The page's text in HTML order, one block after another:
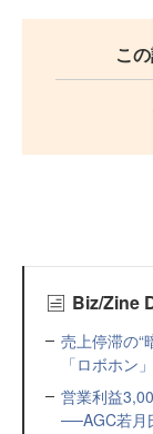
こ
Biz/Zine
売上停滞の“
「ロボホン
営業利益
──AGC若月